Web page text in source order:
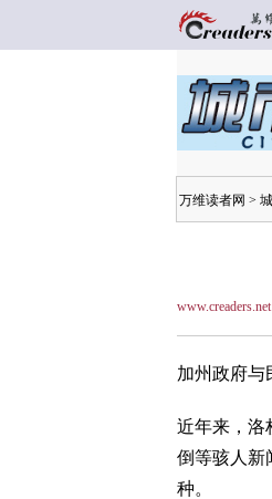
万维读者网 >
www.creaders.net
加州政府与
近年来，洛
倒等骇人新
种。